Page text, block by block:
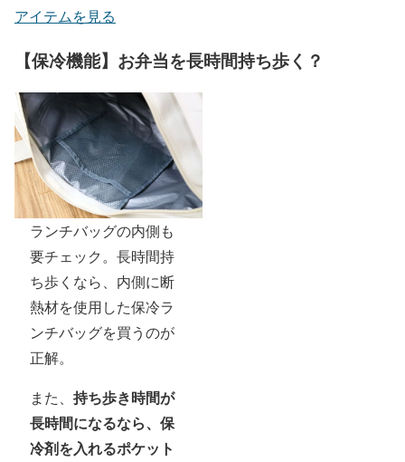
アイテムを見る
【保冷機能】お弁当を長時間持ち歩く？
ランチバッグの内側も
要チェック。長時間持
ち歩くなら、内側に断
熱材を使用した保冷ラ
ンチバッグを買うのが
正解。
また、 持ち歩き時間が
長時間になるなら、保
冷剤を入れるポケット